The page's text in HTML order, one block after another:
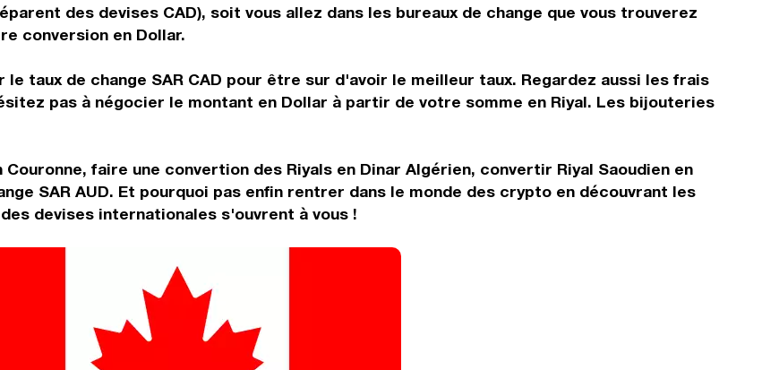
des devises CAD), soit vous allez dans les bureaux de change que vous trouverez
conversion en Dollar.
taux de change SAR CAD pour être sur d'avoir le meilleur taux. Regardez aussi les frais
pas à négocier le montant en Dollar à partir de votre somme en Riyal. Les bijouteries
faire une convertion des Riyals en Dinar Algérien, convertir Riyal Saoudien en
SAR AUD. Et pourquoi pas enfin rentrer dans le monde des crypto en découvrant les
devises internationales s'ouvrent à vous !